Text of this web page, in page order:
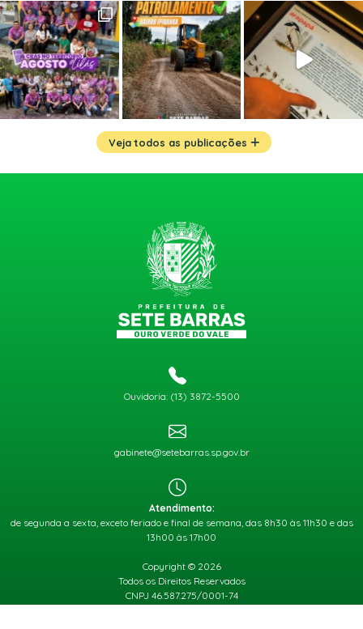
Veja todos as publicações
Ouvidoria: (13) 3872-5500
gabinete@setebarras.sp.gov.br
Atendimento:
de segunda a sexta, exceto feriado e final de semana, das 8h30 às 11h30 e das
13h00 às 17h00
Copyright © 2026
Todos os Direitos Reservados
CNPJ 46.587.275/0001-74